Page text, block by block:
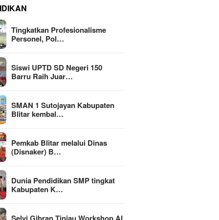
Tingkatkan Profesionalisme
Personel, Pol…
Siswi UPTD SD Negeri 150
Barru Raih Juar…
SMAN 1 Sutojayan Kabupaten
Blitar kembal…
Pemkab Blitar melalui Dinas
(Disnaker) B…
Dunia Pendidikan SMP tingkat
Kabupaten K…